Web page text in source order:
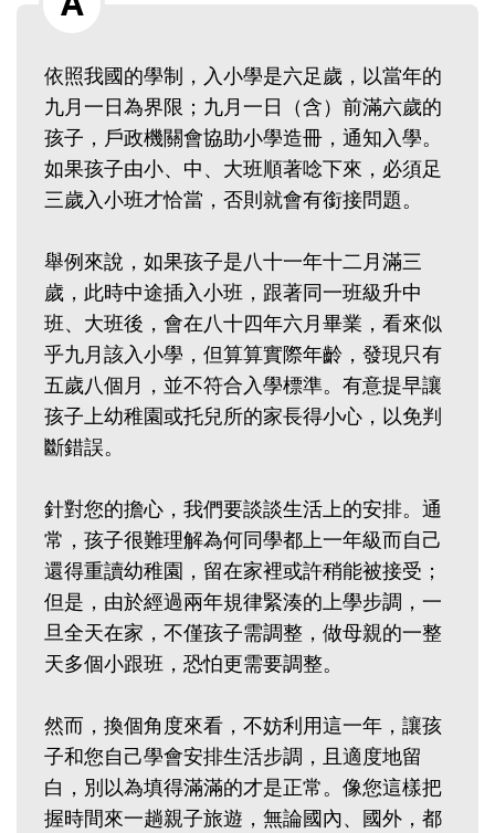
依照我國的學制，入小學是六足歲，以當年的
九月一日為界限；九月一日（含）前滿六歲的
孩子，戶政機關會協助小學造冊，通知入學。
如果孩子由小、中、大班順著唸下來，必須足
三歲入小班才恰當，否則就會有銜接問題。
舉例來說，如果孩子是八十一年十二月滿三
歲，此時中途插入小班，跟著同一班級升中
班、大班後，會在八十四年六月畢業，看來似
乎九月該入小學，但算算實際年齡，發現只有
五歲八個月，並不符合入學標準。有意提早讓
孩子上幼稚園或托兒所的家長得小心，以免判
斷錯誤。
針對您的擔心，我們要談談生活上的安排。通
常，孩子很難理解為何同學都上一年級而自己
還得重讀幼稚園，留在家裡或許稍能被接受；
但是，由於經過兩年規律緊湊的上學步調，一
旦全天在家，不僅孩子需調整，做母親的一整
天多個小跟班，恐怕更需要調整。
然而，換個角度來看，不妨利用這一年，讓孩
子和您自己學會安排生活步調，且適度地留
白，別以為填得滿滿的才是正常。像您這樣把
握時間來一趟親子旅遊，無論國內、國外，都